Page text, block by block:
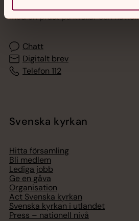
med en präst på kvällar och nätter.
Chatt
Digitalt brev
Telefon 112
Svenska kyrkan
Hitta församling
Bli medlem
Lediga jobb
Ge en gåva
Organisation
Act Svenska kyrkan
Svenska kyrkan i utlandet
Press – nationell nivå